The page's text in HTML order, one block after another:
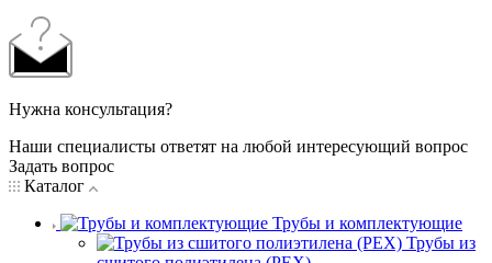
Нужна консультация?
Наши специалисты ответят на любой интересующий вопрос
Задать вопрос
Каталог
Трубы и комплектующие
Трубы из